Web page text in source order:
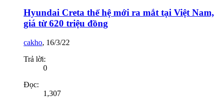
Hyundai Creta thế hệ mới ra mắt tại Việt Nam,
giá từ 620 triệu đồng
cakho, 16/3/22
Trả lời:
0
Đọc:
1,307